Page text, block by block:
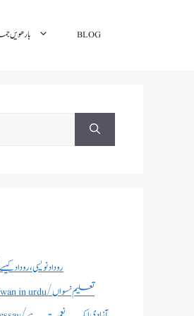
BLOG
روداد نویسی ،روداد
essay on taleem e niswan in urdu/تعلیم نسواں